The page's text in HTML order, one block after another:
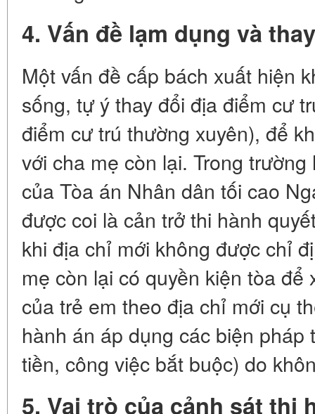
4. Vấn đề lạm dụng và
Một vấn đề cấp bách xuất hiện
sống, tự ý thay đổi địa điểm cư
điểm cư trú thường xuyên), để
với cha mẹ còn lại. Trong
của Tòa án Nhân dân tối cao
được coi là cản trở thi hành
khi địa chỉ mới không được chỉ
mẹ còn lại có quyền kiện tòa
của trẻ em theo địa chỉ mới cụ
hành án áp dụng các biện
tiền, công việc bắt buộc) do
5. Vai trò của cảnh sát thi